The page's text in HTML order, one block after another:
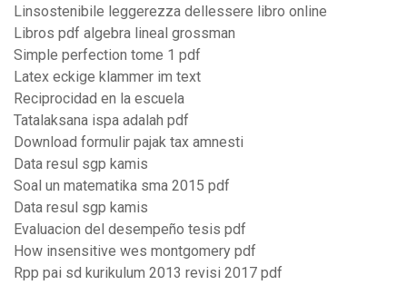
Linsostenibile leggerezza dellessere libro online
Libros pdf algebra lineal grossman
Simple perfection tome 1 pdf
Latex eckige klammer im text
Reciprocidad en la escuela
Tatalaksana ispa adalah pdf
Download formulir pajak tax amnesti
Data resul sgp kamis
Soal un matematika sma 2015 pdf
Data resul sgp kamis
Evaluacion del desempeño tesis pdf
How insensitive wes montgomery pdf
Rpp pai sd kurikulum 2013 revisi 2017 pdf